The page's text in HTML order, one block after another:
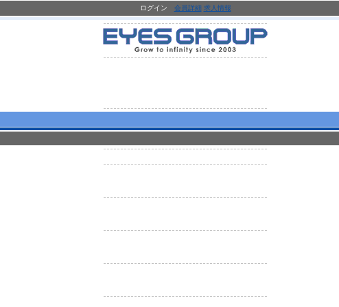
ログイン 会員詳細 求人情報